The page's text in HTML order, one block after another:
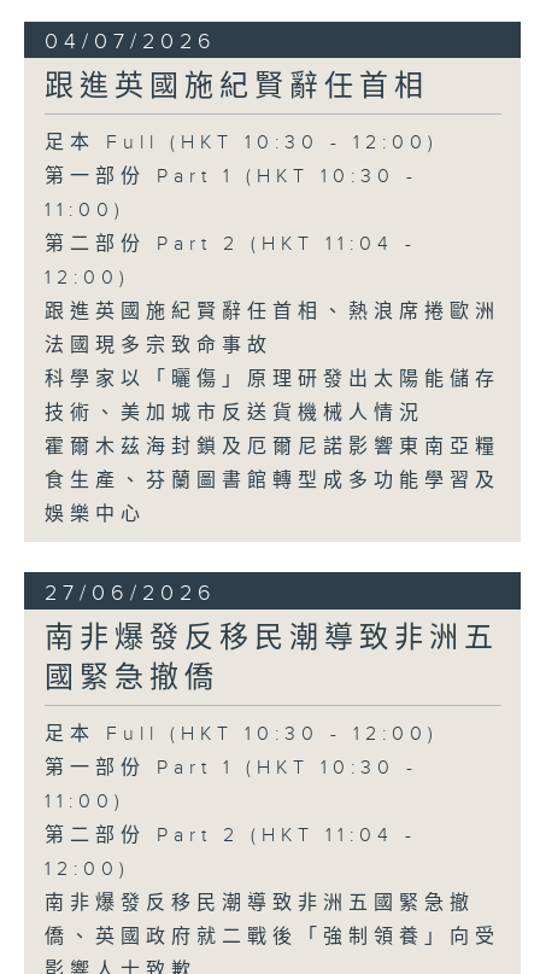
04/07/2026
跟進英國施紀賢辭任首相
足本 Full (HKT 10:30 - 12:00)
第一部份 Part 1 (HKT 10:30 -
11:00)
第二部份 Part 2 (HKT 11:04 -
12:00)
跟進英國施紀賢辭任首相、熱浪席捲歐洲
法國現多宗致命事故
科學家以「曬傷」原理研發出太陽能儲存
技術、美加城市反送貨機械人情況
霍爾木茲海封鎖及厄爾尼諾影響東南亞糧
食生產、芬蘭圖書館轉型成多功能學習及
娛樂中心
27/06/2026
南非爆發反移民潮導致非洲五
國緊急撤僑
足本 Full (HKT 10:30 - 12:00)
第一部份 Part 1 (HKT 10:30 -
11:00)
第二部份 Part 2 (HKT 11:04 -
12:00)
南非爆發反移民潮導致非洲五國緊急撤
僑、英國政府就二戰後「強制領養」向受